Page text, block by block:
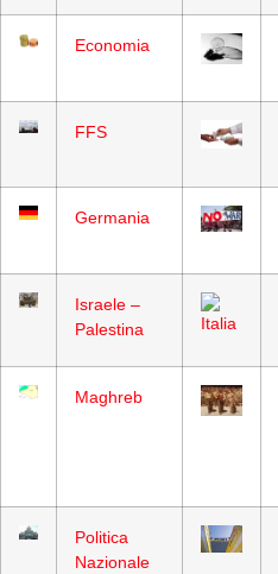
Economia
FFS
Germania
Israele –
Palestina
Maghreb
Politica
Nazionale